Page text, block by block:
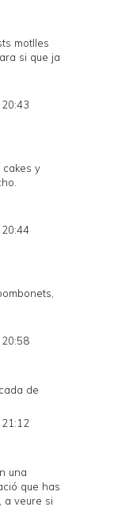
motlles
si que ja
cakes y
de
una
que has
a veure si